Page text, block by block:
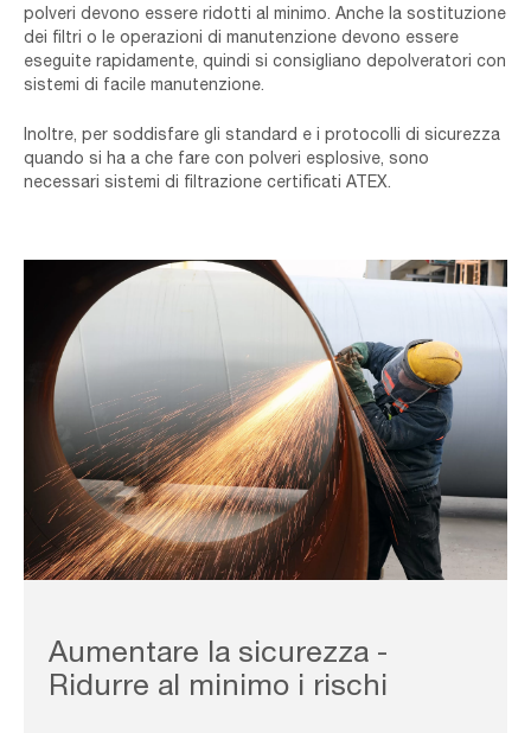
polveri devono essere ridotti al minimo. Anche la sostituzione
dei filtri o le operazioni di manutenzione devono essere
eseguite rapidamente, quindi si consigliano depolveratori con
sistemi di facile manutenzione.
Inoltre, per soddisfare gli standard e i protocolli di sicurezza
quando si ha a che fare con polveri esplosive, sono
necessari sistemi di filtrazione certificati ATEX.
Aumentare la sicurezza -
Ridurre al minimo i rischi